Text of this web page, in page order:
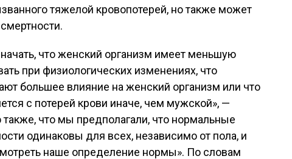
тяжелой кровопотерей, но также может
что женский организм имеет меньшую
при физиологических изменениях, что
большее влияние на женский организм или что
с потерей крови иначе, чем мужской», —
что мы предполагали, что нормальные
одинаковы для всех, независимо от пола, и
наше определение нормы». По словам